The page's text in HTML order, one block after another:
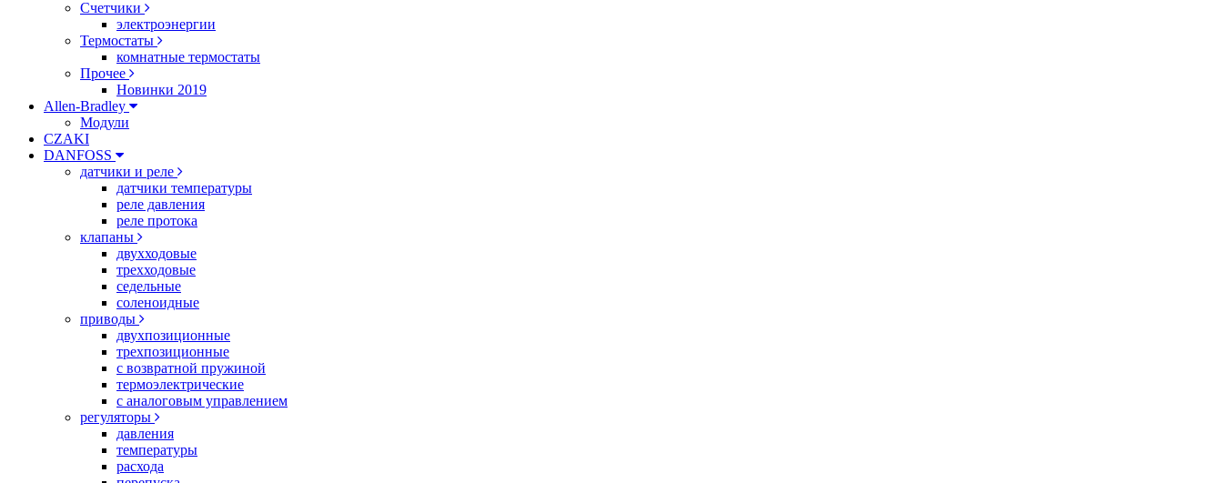
Счетчики
электроэнергии
Термостаты
комнатные термостаты
Прочее
Новинки 2019
Allen-Bradley
Модули
CZAKI
DANFOSS
датчики и реле
датчики температуры
реле давления
реле протока
клапаны
двухходовые
трехходовые
седельные
соленоидные
приводы
двухпозиционные
трехпозиционные
с возвратной пружиной
термоэлектрические
с аналоговым управлением
регуляторы
давления
температуры
расхода